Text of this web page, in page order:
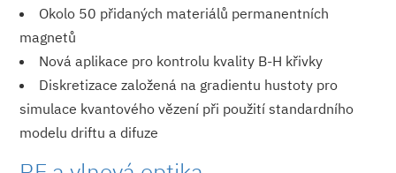
Okolo 50 přidaných materiálů permanentních
magnetů
Nová aplikace pro kontrolu kvality B-H křivky
Diskretizace založená na gradientu hustoty pro
simulace kvantového vězení při použití standardního
modelu driftu a difuze